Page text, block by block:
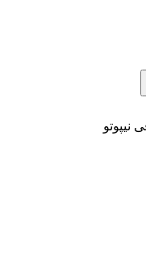
نیپوتو